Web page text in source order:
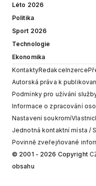
Léto 2026
Politika
Sport 2026
Technologie
Ekonomika
KontaktyRedakceInzerce
Autorská práva k
Podmínky pro užívání
Informace o zpracování
Nastavení soukromí
Jednotná kontaktní místa /
Povinně zveřejňované
© 2001 - 2026 Copyright
obsahu